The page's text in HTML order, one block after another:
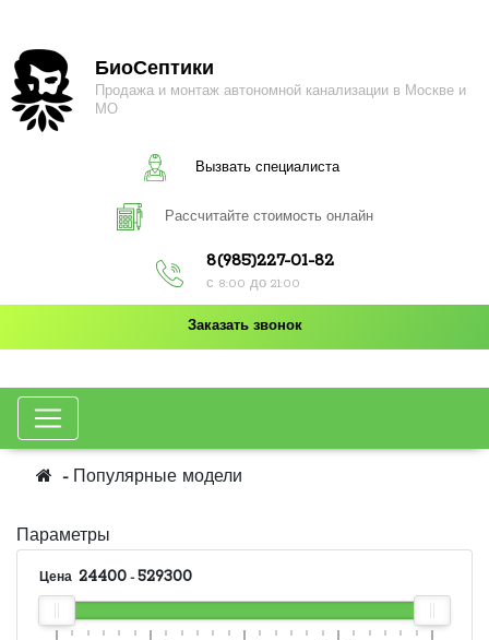
БиоСептики
Продажа и монтаж автономной канализации в Москве и
МО
Вызвать специалиста
Рассчитайте стоимость онлайн
8(985)227-01-82
с 8:00 до 21:00
Заказать звонок
Популярные модели
Параметры
Цена 24400 - 529300